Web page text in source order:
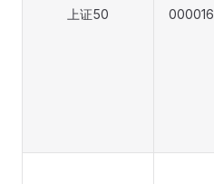
上证50 000016